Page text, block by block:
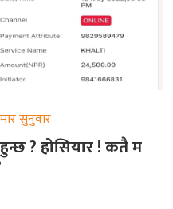
सुनुवार
? होसियार ! कतै म